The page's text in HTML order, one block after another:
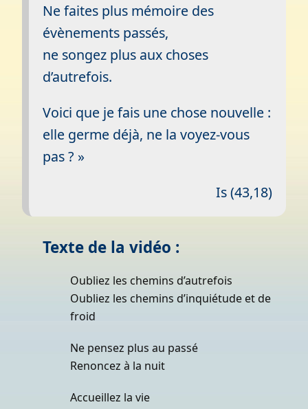
Ne faites plus mémoire des
évènements passés,
ne songez plus aux choses
d’autrefois.
Voici que je fais une chose nouvelle :
elle germe déjà, ne la voyez-vous
pas ? »
Is (43,18)
Texte de la vidéo :
Oubliez les chemins d’autrefois
Oubliez les chemins d’inquiétude et de
froid
Ne pensez plus au passé
Renoncez à la nuit
Accueillez la vie